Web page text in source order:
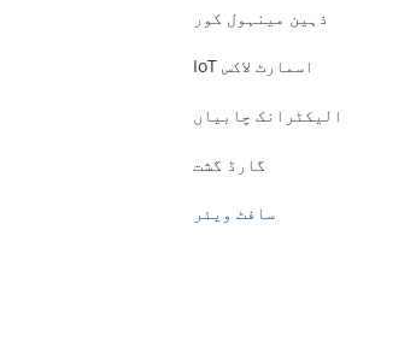
ذہین مینہول کور
IoT اسمارٹ لاکس
الیکٹرانک چابیاں
گارڈ گشت
سافٹ ویئر